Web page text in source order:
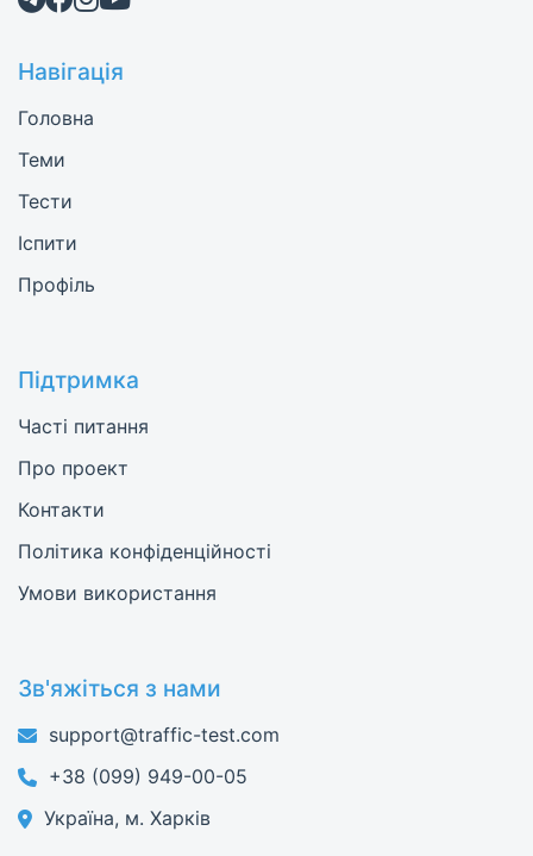
Навігація
Головна
Теми
Тести
Іспити
Профіль
Підтримка
Часті питання
Про проект
Контакти
Політика конфіденційності
Умови використання
Зв'яжіться з нами
support@traffic-test.com
+38 (099) 949-00-05
Україна, м. Харків